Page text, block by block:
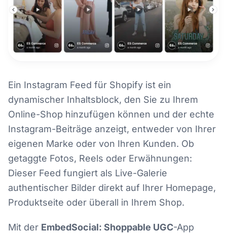
Ein Instagram Feed für Shopify ist ein
dynamischer Inhaltsblock, den Sie zu Ihrem
Online-Shop hinzufügen können und der echte
Instagram-Beiträge anzeigt, entweder von Ihrer
eigenen Marke oder von Ihren Kunden. Ob
getaggte Fotos, Reels oder Erwähnungen:
Dieser Feed fungiert als Live-Galerie
authentischer Bilder direkt auf Ihrer Homepage,
Produktseite oder überall in Ihrem Shop.
Mit der EmbedSocial: Shoppable UGC-App